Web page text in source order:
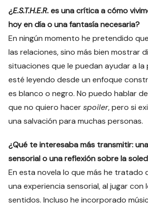
¿E.S.T.H.E.R.es una crítica a cómo
hoy en día o una fantasía necesaria?
En ningún momento he pretendido
las relaciones, sino más bien mostrar
situaciones que le puedan ayudar a la
esté leyendo desde un enfoque
es blanco o negro. No puedo hablar
que no quiero hacerspoiler, pero si
una salvación para muchas personas.
¿Qué te interesaba más transmitir:
sensorial o una reflexión sobre la
En esta novela lo que más he tratado
una experiencia sensorial, al jugar con
sentidos. Incluso he incorporado